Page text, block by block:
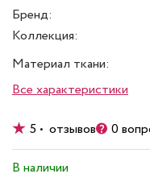
Бренд:
Коллекция:
Материал ткани:
Все характеристики
5 • отзывов 0
В наличии